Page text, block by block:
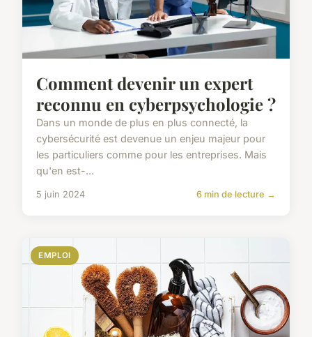
Comment devenir un expert
reconnu en cyberpsychologie ?
Dans un monde de plus en plus connecté, la
cybersécurité est devenue un enjeu majeur pour
les particuliers comme pour les entreprises. Mais
qu'en est-...
5 juin 2024 6 min de lecture →
EMPLOI